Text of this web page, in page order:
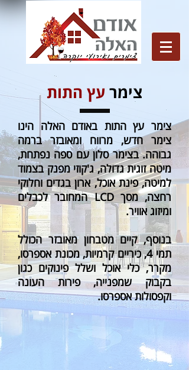
צימרעץ התות
צימר עץ התות באודם האלה הינו
צימר חדש, מרווח ומאובזר ברמה
גבוהה. בצימר סלון עם ספה נפתחת,
מיטה זוגית גדולה, ג'קוזי מפנק בצמוד
למיטה, פינת אוכל, ארון בגדים וחלוקי
רחצה, מסך LCD המחובר לכבלים
ומיזוג אוויר.
בנוסף, קיים מטבחון מאובזר הכולל
תמי 4, כיריים קרמיות, מכונת אספרסו,
מקרר, כלי אוכל ושלל פינוקים כגון
בקבוק שמפנייה, פירות העונה
וקפסולות אספרסו.